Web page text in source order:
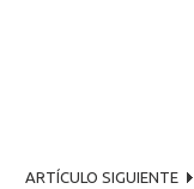
ARTÍCULO SIGUIENTE